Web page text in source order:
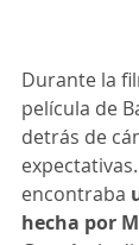
Durante la
película de
detrás de
encontraba
hecha por